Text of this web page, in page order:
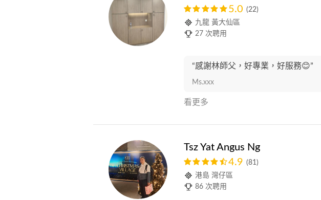
5.0 (22)
九龍 黃大仙區
27 次聘用
“感謝林師父，好專業，好服務😊”
Ms.xxx
看更多
Tsz Yat Angus Ng
4.9 (81)
港島 灣仔區
86 次聘用